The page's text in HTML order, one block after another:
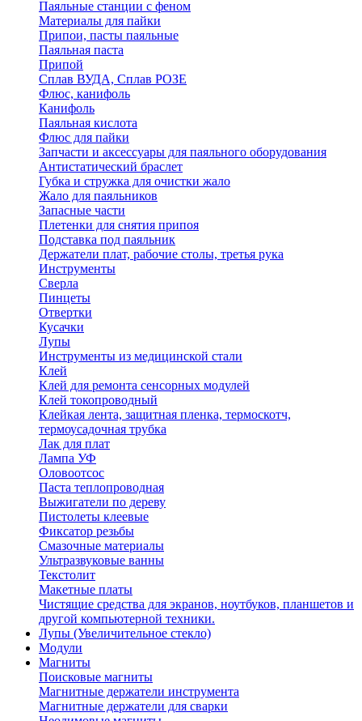
Паяльные станции с феном
Материалы для пайки
Припои, пасты паяльные
Паяльная паста
Припой
Сплав ВУДА, Сплав РОЗЕ
Флюс, канифоль
Канифоль
Паяльная кислота
Флюс для пайки
Запчасти и аксессуары для паяльного оборудования
Антистатический браслет
Губка и стружка для очистки жало
Жало для паяльников
Запасные части
Плетенки для снятия припоя
Подставка под паяльник
Держатели плат, рабочие столы, третья рука
Инструменты
Сверла
Пинцеты
Отвертки
Кусачки
Лупы
Инструменты из медицинской стали
Клей
Клей для ремонта сенсорных модулей
Клей токопроводный
Клейкая лента, защитная пленка, термоскотч,
термоусадочная трубка
Лак для плат
Лампа УФ
Оловоотсос
Паста теплопроводная
Выжигатели по дереву
Пистолеты клеевые
Фиксатор резьбы
Смазочные материалы
Ультразвуковые ванны
Текстолит
Макетные платы
Чистящие средства для экранов, ноутбуков, планшетов и
другой компьютерной техники.
Лупы (Увеличительное стекло)
Модули
Магниты
Поисковые магниты
Магнитные держатели инструмента
Магнитные держатели для сварки